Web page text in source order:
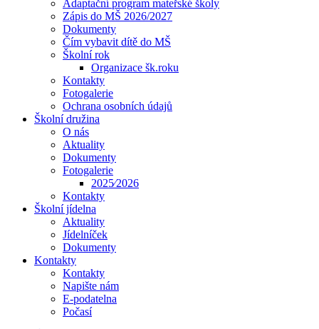
Adaptační program mateřské školy
Zápis do MŠ 2026/2027
Dokumenty
Čím vybavit dítě do MŠ
Školní rok
Organizace šk.roku
Kontakty
Fotogalerie
Ochrana osobních údajů
Školní družina
O nás
Aktuality
Dokumenty
Fotogalerie
2025⁄2026
Kontakty
Školní jídelna
Aktuality
Jídelníček
Dokumenty
Kontakty
Kontakty
Napište nám
E-podatelna
Počasí